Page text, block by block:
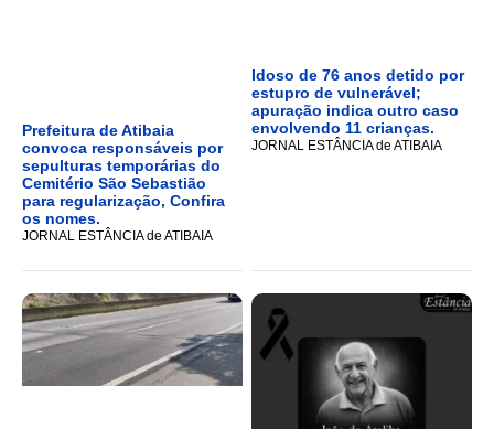
Prefeitura de Atibaia
convoca responsáveis por
sepulturas temporárias do
Cemitério São Sebastião
para regularização, Confira
os nomes.
JORNAL ESTÂNCIA de ATIBAIA
Idoso de 76 anos detido por
estupro de vulnerável;
apuração indica outro caso
envolvendo 11 crianças.
JORNAL ESTÂNCIA de ATIBAIA